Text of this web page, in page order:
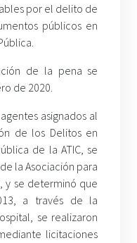
por el delito de
públicos en
de la pena se
de 2020.
asignados al
de los Delitos en
de la ATIC, se
la Asociación para
y se determinó que
a través de la
se realizaron
licitaciones